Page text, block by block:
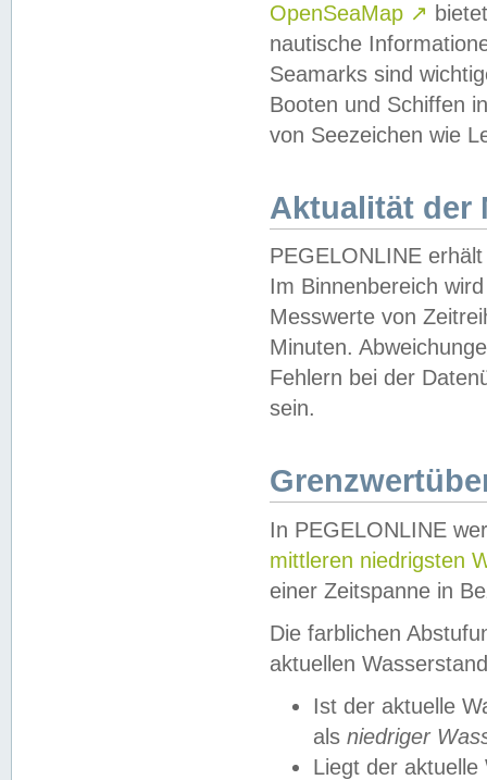
OpenSeaMap ↗
nautische
Seamarks sind
Booten und Schiffen
von Seezeichen wie
Aktualität der
PEGELONLINE
Im Binnenbereich
Messwerte von
Minuten.
Fehlern bei der
sein.
In PEGELONLINE
mittleren niedrigsten
einer Zeitspanne in
Die farblichen
aktuellen
Ist der aktuelle
als niedriger
Liegt der